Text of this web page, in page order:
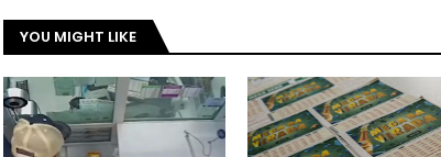
YOU MIGHT LIKE